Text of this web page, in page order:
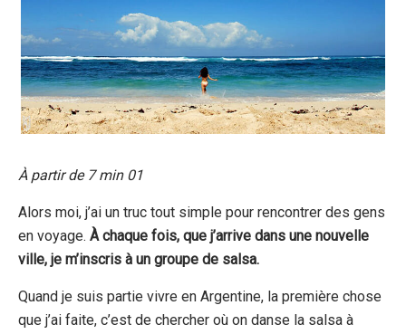
À partir de 7 min 01
Alors moi, j’ai un truc tout simple pour rencontrer des gens
en voyage. À chaque fois, que j’arrive dans une nouvelle
ville, je m’inscris à un groupe de salsa.
Quand je suis partie vivre en Argentine, la première chose
que j’ai faite, c’est de chercher où on danse la salsa à